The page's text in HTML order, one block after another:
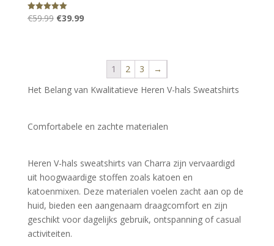
Gewaardeerd
5.00
€59.99 Oorspronkelijke
€39.99Huidige
€39.99.
1 2 3
→
Het Belang van Kwalitatieve Heren V-hals Sweatshirts
Comfortabele en zachte materialen
Heren V-hals sweatshirts van Charra zijn vervaardigd
uit hoogwaardige stoffen zoals katoen en
katoenmixen. Deze materialen voelen zacht aan op de
huid, bieden een aangenaam draagcomfort en zijn
geschikt voor dagelijks gebruik, ontspanning of casual
activiteiten.